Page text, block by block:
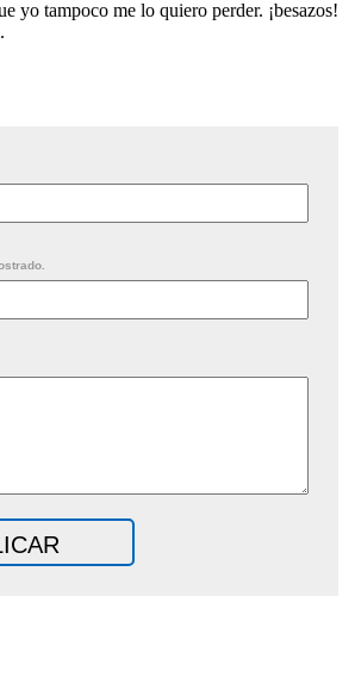
yo tampoco me lo quiero perder. ¡besazos!